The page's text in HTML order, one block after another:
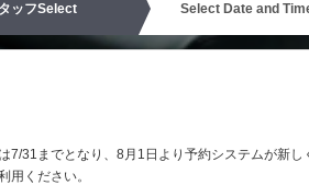
ッフSelect Select Date and
7/31までとなり、8月1日より予約システムが新し
用ください。